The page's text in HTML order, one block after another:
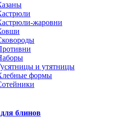
жаровни
и утятницы
формы
блинов